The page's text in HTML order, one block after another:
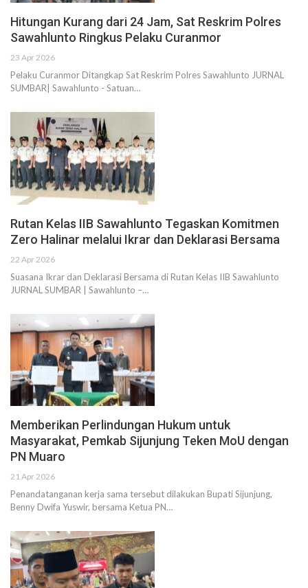
Hitungan Kurang dari 24 Jam, Sat Reskrim Polres
Sawahlunto Ringkus Pelaku Curanmor
23 Apr 2026
Pelaku Curanmor Ditangkap Sat Reskrim Polres Sawahlunto JURNAL
SUMBAR| Sawahlunto - Satuan…
Rutan Kelas IIB Sawahlunto Tegaskan Komitmen
Zero Halinar melalui Ikrar dan Deklarasi Bersama
22 Apr 2026
Suasana Ikrar dan Deklarasi Bersama di Rutan Kelas IIB Sawahlunto
JURNAL SUMBAR | Sawahlunto –…
Memberikan Perlindungan Hukum untuk
Masyarakat, Pemkab Sijunjung Teken MoU dengan
PN Muaro
21 Apr 2026
Penandatanganan kerja sama tersebut dilakukan Bupati Sijunjung,
Benny Dwifa Yuswir, bersama Ketua PN…